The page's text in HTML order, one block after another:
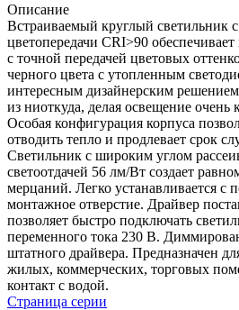
Описание
Встраиваемый круглый светильник
цветопередачи CRI>90
с точной передачей цветовых
черного цвета с утопленным
интересным дизайнерским
из ниоткуда, делая освещение очень
Особая конфигурация корпуса
отводить тепло и продлевает срок
Светильник с широким углом
светоотдачей 56 лм/Вт создает
мерцаний. Легко устанавливается
монтажное отверстие. Драйвер
позволяет быстро подключать
переменного тока 230 В.
штатного драйвера. Предназначен
жилых, коммерческих, торговых
контакт с водой.
Страница серии